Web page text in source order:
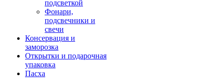
подсветкой
Фонари,
подсвечники и
свечи
Консервация и
заморозка
Открытки и подарочная
упаковка
Пасха